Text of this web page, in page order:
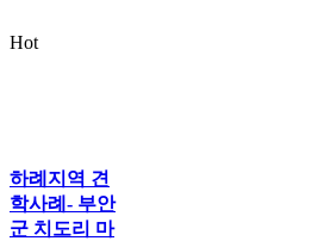
Hot
하례지역 견
학사례- 부안
군 치도리 마